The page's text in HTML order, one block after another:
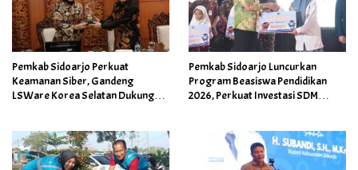
Pemkab Sidoarjo Perkuat
Keamanan Siber, Gandeng
LSWare Korea Selatan Dukung
Pemkab Sidoarjo Luncurkan
Program Beasiswa Pendidikan
2026, Perkuat Investasi SDM